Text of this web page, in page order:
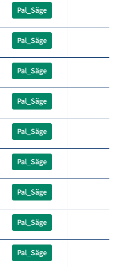
Pal_Säge
Pal_Säge
Pal_Säge
Pal_Säge
Pal_Säge
Pal_Säge
Pal_Säge
Pal_Säge
Pal_Säge